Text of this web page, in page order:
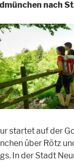
nach
startet auf der
über Rötz
In der Stadt